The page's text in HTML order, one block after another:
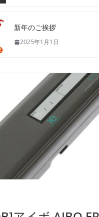
新年のご挨拶
2025年1月1日